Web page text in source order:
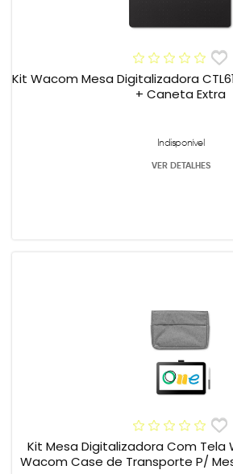
Kit Wacom Mesa Digitalizadora
+ Caneta Extra
Indisponível
VER DETALHES
Kit Mesa Digitalizadora Com Tela
Wacom Case de Transporte P/